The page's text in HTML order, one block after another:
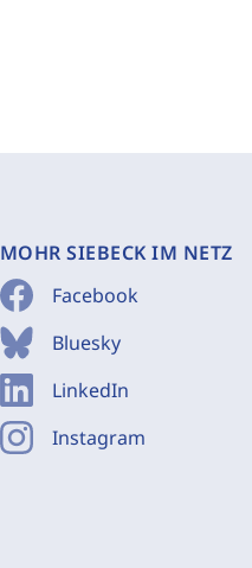
MOHR SIEBECK IM NETZ
Facebook
Bluesky
LinkedIn
Instagram